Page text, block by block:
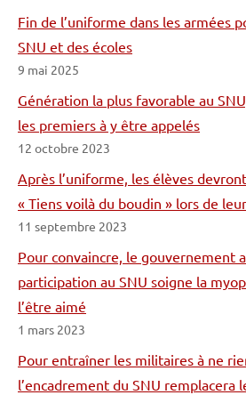
Fin de l’uniforme dans les armées
SNU et des écoles
9 mai 2025
Génération la plus favorable au
les premiers à y être appelés
12 octobre 2023
Après l’uniforme, les élèves
« Tiens voilà du boudin » lors de
11 septembre 2023
Pour convaincre, le gouvernement
participation au SNU soigne la
l’être aimé
1 mars 2023
Pour entraîner les militaires à ne
l’encadrement du SNU remplacera